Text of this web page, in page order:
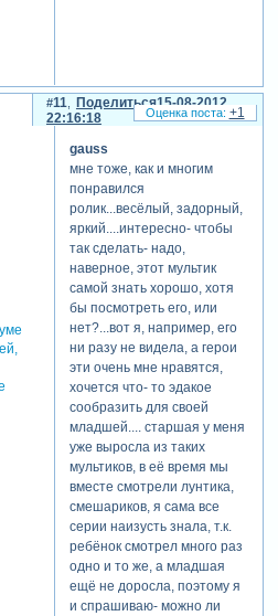
Поделиться
11
15-08-2012
22:16:18
gauss
мне тоже, как и многим
понравился
ролик...весёлый, задорный,
яркий....интересно- чтобы
так сделать- надо,
наверное, этот мультик
самой знать хорошо, хотя
бы посмотреть его, или
нет?...вот я, например, его
ни разу не видела, а герои
эти очень мне нравятся,
хочется что- то эдакое
сообразить для своей
младшей.... старшая у меня
уже выросла из таких
мультиков, в её время мы
вместе смотрели лунтика,
смешариков, я сама все
серии наизусть знала, т.к.
ребёнок смотрел много раз
одно и то же, а младшая
ещё не доросла, поэтому я
и спрашиваю- можно ли
+1